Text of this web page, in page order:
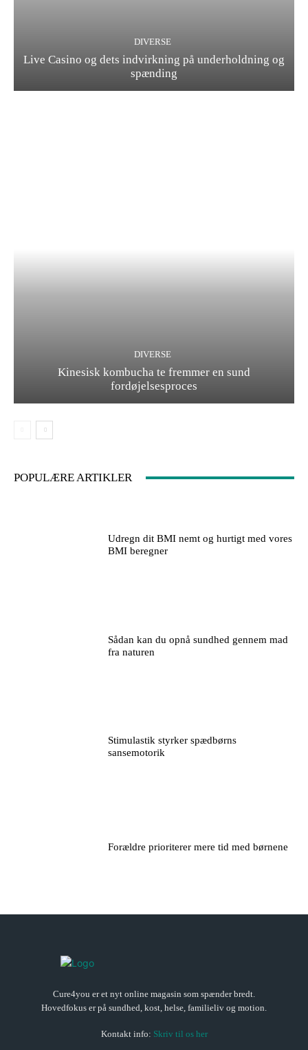
DIVERSE
Live Casino og dets indvirkning på underholdning og
spænding
DIVERSE
Kinesisk kombucha te fremmer en sund
fordøjelsesproces
POPULÆRE ARTIKLER
Udregn dit BMI nemt og hurtigt med vores
BMI beregner
Sådan kan du opnå sundhed gennem mad
fra naturen
Stimulastik styrker spædbørns
sansemotorik
Forældre prioriterer mere tid med børnene
Cure4you er et nyt online magasin som spænder bredt.
Hovedfokus er på sundhed, kost, helse, familieliv og motion.
Kontakt info: Skriv til os her